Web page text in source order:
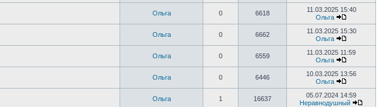
Ольга 0 6618
11.03.2025 15:40
Ольга
Ольга 0 6662
11.03.2025 15:30
Ольга
Ольга 0 6559
11.03.2025 11:59
Ольга
Ольга 0 6446
10.03.2025 13:56
Ольга
Ольга 1 16637
05.07.2024 14:59
Неравнодушный